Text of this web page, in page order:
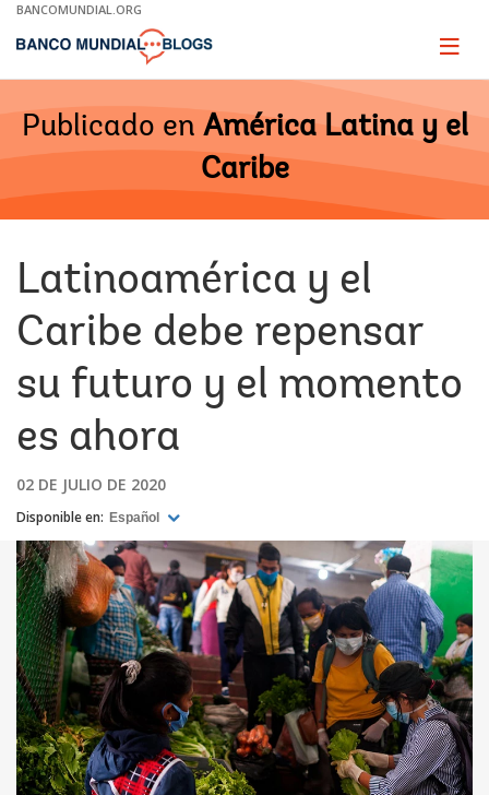
Skip
Main
BANCOMUNDIAL.ORG
Page
Publicado en América Latina y el
Caribe
Latinoamérica y el
Caribe debe repensar
su futuro y el momento
es ahora
02 DE JULIO DE 2020
Disponible en: Español